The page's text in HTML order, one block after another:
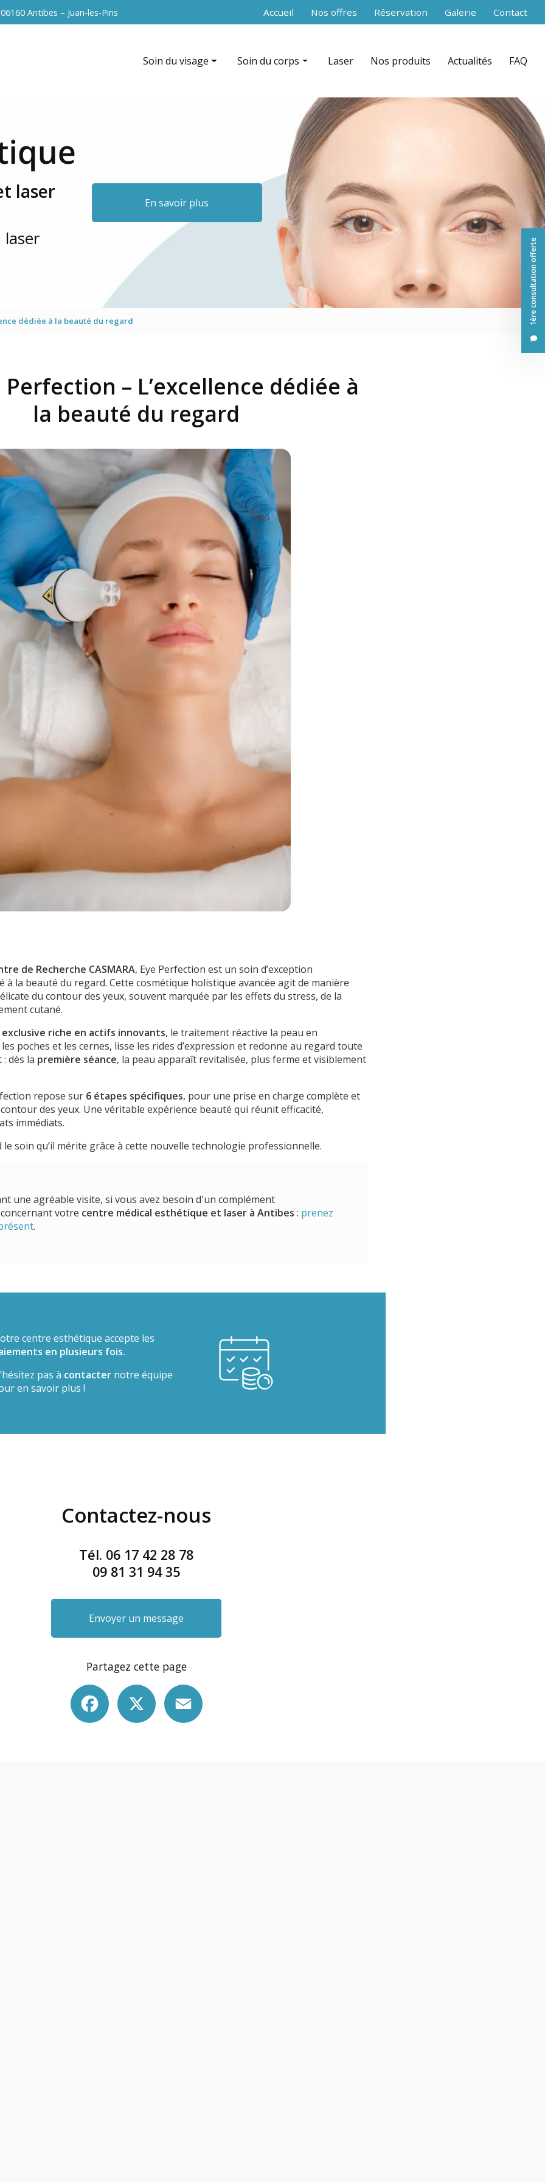
06160 Antibes – Juan-les-Pins
1ère consultation offerte
Navigation secondaire
Accueil Nos offres Réservation Galerie Contact
Soin du visage
EndyMed intensif (radiofréquence aiguilles)
Radiofréquence du visage
La microdermabrasion
Mésothérapie virtuelle du visage
Traitement des yeux
Soin du corps
EndyMed RF Shaper contouring par zone
La cavitation + infrarouge par zone
Radiofréquence par zone
Vacuum celludrain CelluDrain™ par zone
Peeling du corps
Laser Nos produits Actualités FAQ
laser
laser
En savoir plus
dédiée à la beauté du regard
Perfection – L’excellence dédiée à
la beauté du regard
de Recherche CASMARA, Eye Perfection est un soin d’exception
à la beauté du regard. Cette cosmétique holistique avancée agit de manière
du contour des yeux, souvent marquée par les effets du stress, de la
cutané.
riche en actifs innovants, le traitement réactive la peau en
poches et les cernes, lisse les rides d’expression et redonne au regard toute
dès la première séance, la peau apparaît revitalisée, plus ferme et visiblement
repose sur 6 étapes spécifiques, pour une prise en charge complète et
des yeux. Une véritable expérience beauté qui réunit efficacité,
immédiats.
soin qu’il mérite grâce à cette nouvelle technologie professionnelle.
une agréable visite, si vous avez besoin d'un complément
votre centre médical esthétique et laser à Antibes : prenez
.
centre esthétique accepte les
en plusieurs fois.
pas à contacter notre équipe
en savoir plus !
Contactez-nous
Tél. 06 17 42 28 78
09 81 31 94 35
Envoyer un message
Partagez cette page
Facebook